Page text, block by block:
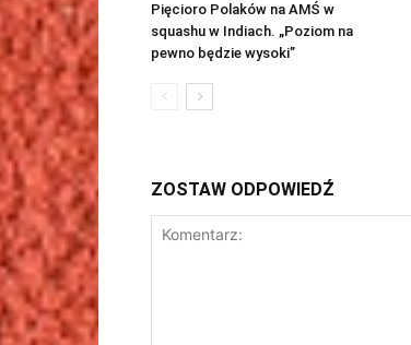
Pięcioro Polaków na AMŚ w
squashu w Indiach. „Poziom na
pewno będzie wysoki”
ZOSTAW ODPOWIEDŹ